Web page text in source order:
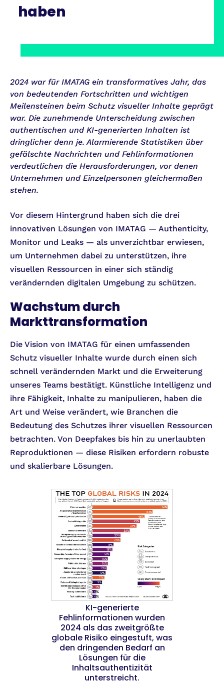
haben
2024 war für IMATAG ein transformatives Jahr, das
von bedeutenden Fortschritten und wichtigen
Meilensteinen beim Schutz visueller Inhalte geprägt
war. Die zunehmende Unterscheidung zwischen
authentischen und KI-generierten Inhalten ist
dringlicher denn je. Alarmierende Statistiken über
gefälschte Nachrichten und Fehlinformationen
verdeutlichen die Herausforderungen, vor denen
Unternehmen und Einzelpersonen gleichermaßen
stehen.
Vor diesem Hintergrund haben sich die drei
innovativen Lösungen von IMATAG — Authenticity,
Monitor und Leaks — als unverzichtbar erwiesen,
um Unternehmen dabei zu unterstützen, ihre
visuellen Ressourcen in einer sich ständig
verändernden digitalen Umgebung zu schützen.
Wachstum durch
Markttransformation
Die Vision von IMATAG für einen umfassenden
Schutz visueller Inhalte wurde durch einen sich
schnell verändernden Markt und die Erweiterung
unseres Teams bestätigt. Künstliche Intelligenz und
ihre Fähigkeit, Inhalte zu manipulieren, haben die
Art und Weise verändert, wie Branchen die
Bedeutung des Schutzes ihrer visuellen Ressourcen
betrachten. Von Deepfakes bis hin zu unerlaubten
Reproduktionen — diese Risiken erfordern robuste
und skalierbare Lösungen.
KI-generierte
Fehlinformationen wurden
2024 als das zweitgrößte
globale Risiko eingestuft, was
den dringenden Bedarf an
Lösungen für die
Inhaltsauthentizität
unterstreicht.